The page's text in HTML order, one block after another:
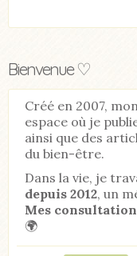
Bienvenue ♡
Créé en 2007,
espace où je
ainsi que des
du bien-être.
Dans la vie, je
depuis 2012, un
Mes
🌍